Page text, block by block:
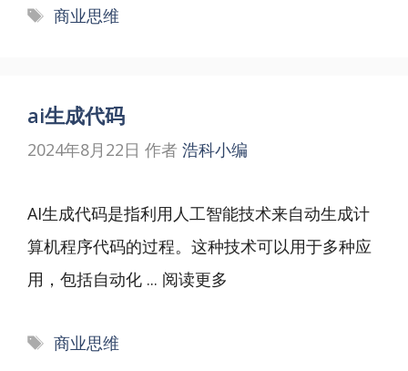
标
商业思维
ai生成代码
2024年8月22日 作者 浩科小编
AI生成代码是指利用人工智能技术来自动生成计
算机程序代码的过程。这种技术可以用于多种应
用，包括自动化 ... 阅读更多
标
商业思维